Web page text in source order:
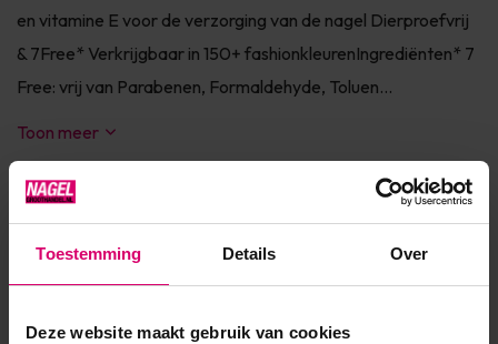
Toestemming Details Over
Deze website maakt gebruik van cookies
en vitamine E voor de verzorging van de nagel Dierproefvrij
& 7Free* Verkrijgbaar in 150+ fashionkleurenIngrediënten* 7
Free: vrij van Parabenen, Formaldehyde, Toluen...
Toon meer
Product specificaties
EAN 639370009247